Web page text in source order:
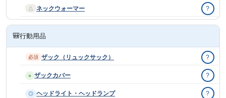
△ ネックウォーマー ?
🎒行動用品
必須 ザック（リュックサック） ?
○ ザックカバー ?
◎ ヘッドライト・ヘッドランプ ?